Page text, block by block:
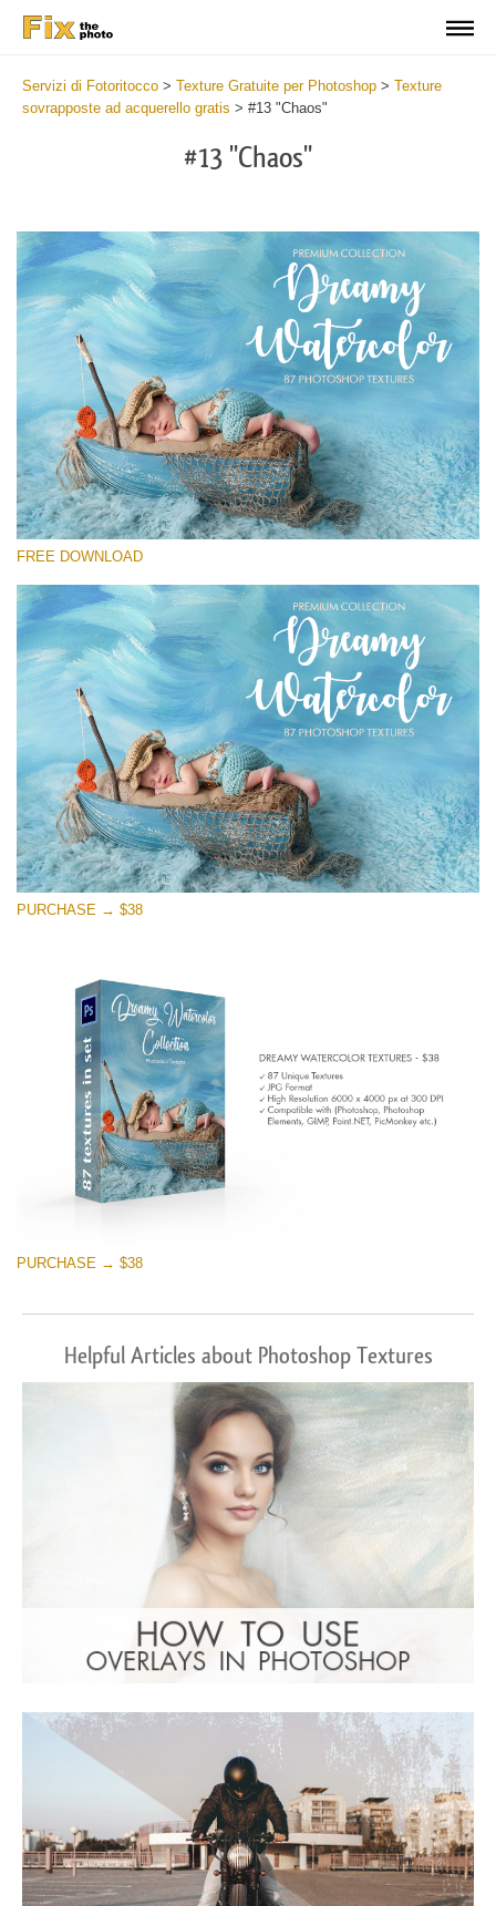
Servizi di Fotoritocco > Texture Gratuite per Photoshop > Texture
sovrapposte ad acquerello gratis > #13 "Chaos"
#13 "Chaos"
Si prega di Selezionare
Small 800*533px
Dreamy Watercolor
(85 Textures)
Large 6000*4000px
Entire Collection
(1783 Overlays)
Large 6000*4000px
Download Gratuito
FREE DOWNLOAD
PURCHASE → $38
PURCHASE → $38
Helpful Articles about Photoshop Textures